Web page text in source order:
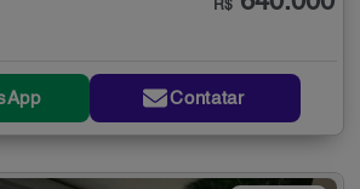
R$
Contatar